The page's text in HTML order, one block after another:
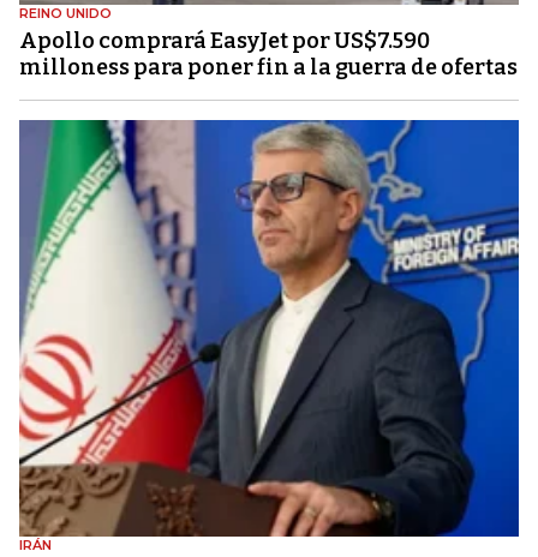
REINO UNIDO
Apollo comprará EasyJet por US$7.590
milloness para poner fin a la guerra de ofertas
IRÁN